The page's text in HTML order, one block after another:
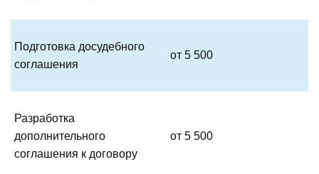
Подготовка досудебного
соглашения
от 5 500
Разработка
дополнительного
соглашения к договору
от 5 500